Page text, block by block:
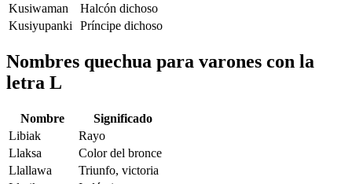
Kusiwaman
Halcón dichoso
Kusiyupanki
Príncipe dichoso
Nombres quechua para varones con la
letra L
Nombre
Significado
Libiak
Rayo
Llaksa
Color del bronce
Llallawa
Triunfo, victoria